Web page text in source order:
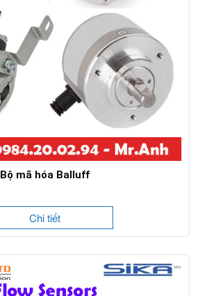
Bộ mã hóa Balluff
Chi tiết